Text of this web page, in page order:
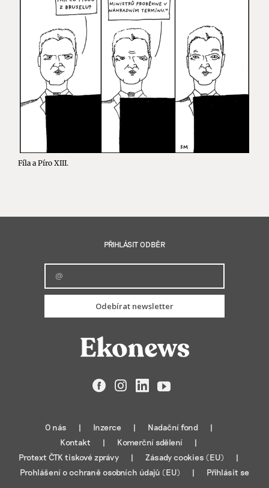
Fíla a Píro XIII.
PŘIHLÁSIT ODBĚR
Odebírat newsletter
FacebookInstagramLinkedIn
YouTube
O nás Inzerce
Nadační fond
Kontakt
Komerční sdělení
Protext ČTK tiskové zprávy
Zásady cookies (EU)
Prohlášení o ochraně osobních údajů (EU)
Přihlásit se